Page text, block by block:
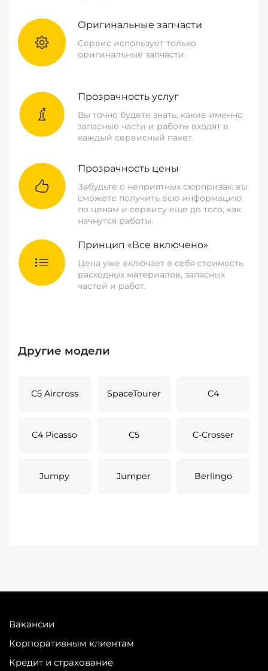
Оригинальные запчасти
Сервис использует только
оригинальные запчасти
Прозрачность услуг
Вы точно будете знать, какие именно
запасные части и работы входят в
каждый сервисный пакет.
Прозрачность цены
Забудьте о неприятных сюрпризах: вы
сможете получить всю информацию
по ценам и сервису еще до того, как
начнутся работы.
Принцип «Все включено»
Цена уже включает в себя стоимость
расходных материалов, запасных
частей и работ.
Другие модели
C5 Aircross SpaceTourer C4
C4 Picasso C5 C-Crosser
Jumpy Jumper Berlingo
Вакансии
Корпоративным клиентам
Кредит и страхование